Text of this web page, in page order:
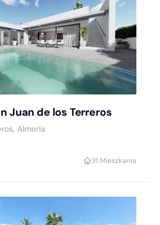
Juan de los Terreros
Almería
31 Mieszkania